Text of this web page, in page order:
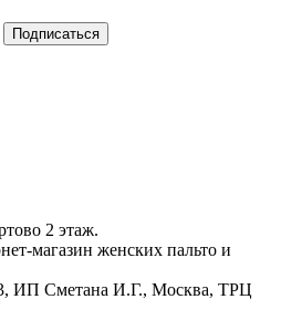
2 этаж.
магазин женских пальто и
ИП Сметана И.Г., Москва, ТРЦ